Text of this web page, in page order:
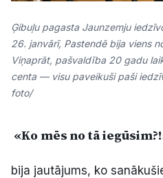
Ģibuļu pagasta Jaunzemju
26. janvārī, Pastendē bija viens
Viņaprāt, pašvaldība 20 gadu
centa — visu paveikuši paši
foto/
«Ko mēs no tā
bija jautājums, ko